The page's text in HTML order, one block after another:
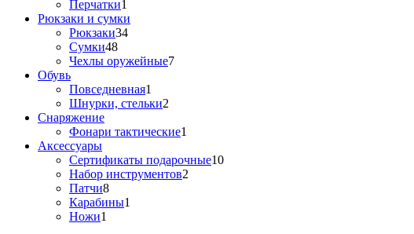
Перчатки1
Рюкзаки и сумки
Рюкзаки34
Сумки48
Чехлы оружейные7
Обувь
Повседневная1
Шнурки, стельки2
Снаряжение
Фонари тактические1
Аксессуары
Сертификаты подарочные10
Набор инструментов2
Патчи8
Карабины1
Ножи1